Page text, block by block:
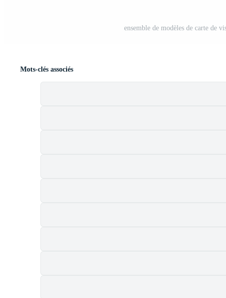
ensemble de modèles de carte de
Mots-clés associés